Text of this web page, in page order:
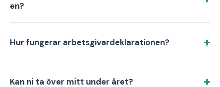
en?
Hur fungerar arbetsgivardeklarationen?
Kan ni ta över mitt under året?